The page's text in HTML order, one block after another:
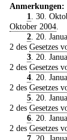
Anmerkungen:
1
. 30.
Oktober 2004
2. 20.
2 des Gesetzes
3. 20.
2 des Gesetzes
4. 20.
2 des Gesetzes
5. 20.
2 des Gesetzes
6. 20.
2 des Gesetzes
7. 20.